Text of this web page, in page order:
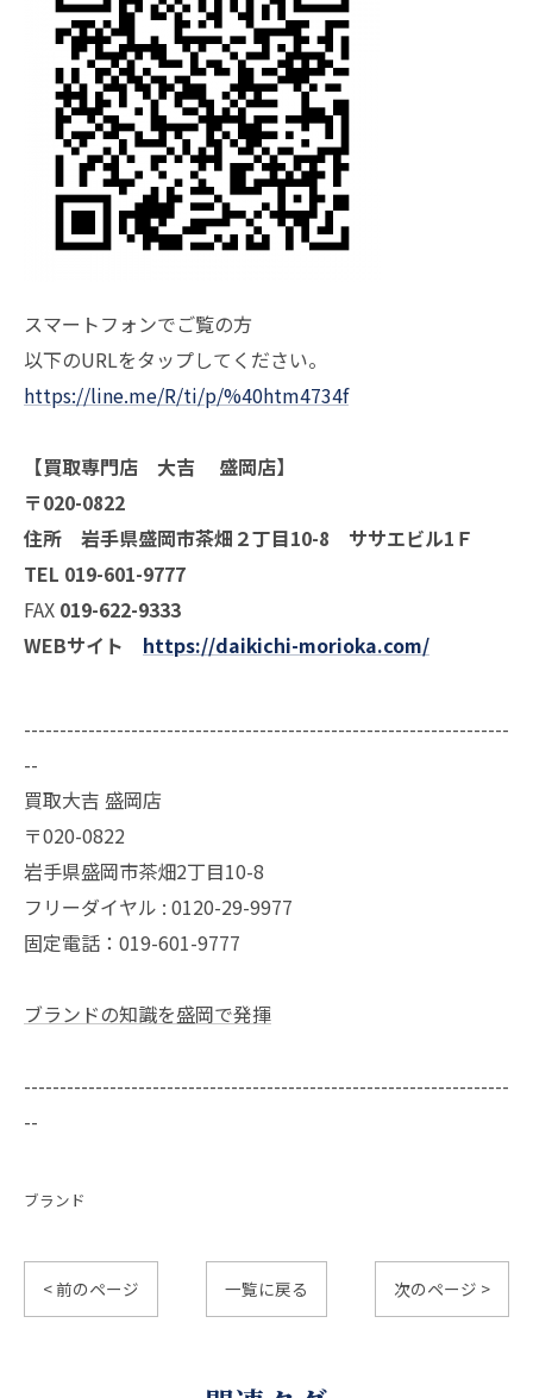
スマートフォンでご覧の方
以下のURLをタップしてください。
https://line.me/R/ti/p/%40htm4734f
【買取専門店 大吉 盛岡店】
〒020-0822
住所 岩手県盛岡市茶畑２丁目10-8 ササエビル1Ｆ
TEL 019-601-9777
FAX 019-622-9333
WEBサイト https://daikichi-morioka.com/
--------------------------------------------------------------------
--
買取大吉 盛岡店
〒020-0822
岩手県盛岡市茶畑2丁目10-8
フリーダイヤル : 0120-29-9977
固定電話：019-601-9777
ブランドの知識を盛岡で発揮
--------------------------------------------------------------------
--
ブランド
< 前のページ 一覧に戻る 次のページ >